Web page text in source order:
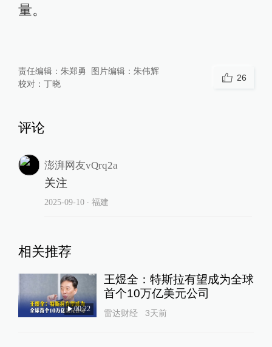
量。
责任编辑： 朱郑勇 图片编辑： 朱伟辉
校对： 丁晓
26
评论
澎湃网友vQrq2a
关注
2025-09-10∙ 福建
相关推荐
00:22
王煜全：特斯拉有望成为全球
首个10万亿美元公司
雷达财经 3天前